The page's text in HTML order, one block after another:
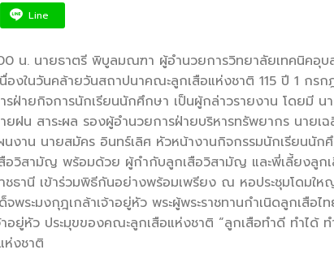
Line
น. นายธาตรี พิบูลมณฑา ผู้อำนวยการวิทยาลัยเทคนิคอุบล
งในวันคล้ายวันสถาปนาคณะลูกเสือแห่งชาติ 115 ปี 1 กรก
ฝ่ายกิจการนักเรียนนักศึกษา เป็นผู้กล่าวรายงาน โดยมี
ยฝน สาระผล รองผู้อำนวยการฝ่ายบริหารทรัพยากร นาย
นงาน นายสมัคร อินทร์เลิศ หัวหน้างานกิจกรรมนักเรียนนั
สือวิสามัญ พร้อมด้วย ผู้กำกับลูกเสือวิสามัญ และพี่เลี้ยงลู
ธานี เข้าร่วมพิธีกันอย่างพร้อมเพรียง ณ หอประชุมโดมใ
พระมงกุฎเกล้าเจ้าอยู่หัว พระผู้พระราชทานกำเนิดลูกเสือไ
อยู่หัว ประมุขของคณะลูกเสือแห่งชาติ “ลูกเสือทำดี ทำได้ ท
งชาติ